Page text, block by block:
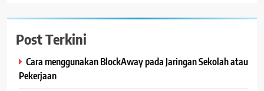
Post Terkini
Cara menggunakan BlockAway pada Jaringan Sekolah atau
Pekerjaan